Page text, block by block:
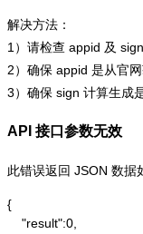
解决方法：
1）请检查 appid 及
2）确保 appid 是从官
3）确保 sign 计算生成
API 接口参数无效
此错误返回 JSON 数据
{
    "result":0,